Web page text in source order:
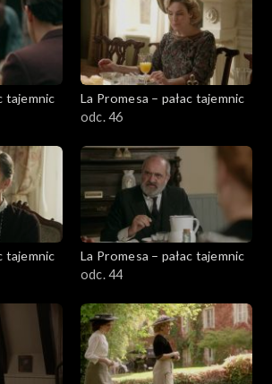
tajemnic
La Promesa – pałac tajemnic
odc. 46
tajemnic
La Promesa – pałac tajemnic
odc. 44